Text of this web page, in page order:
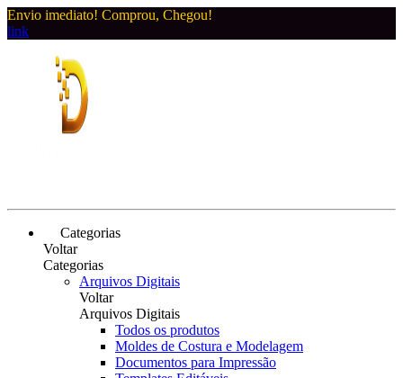
Envio imediato! Comprou, Chegou!
link
Categorias
Voltar
Categorias
Arquivos Digitais
Voltar
Arquivos Digitais
Todos os produtos
Moldes de Costura e Modelagem
Documentos para Impressão